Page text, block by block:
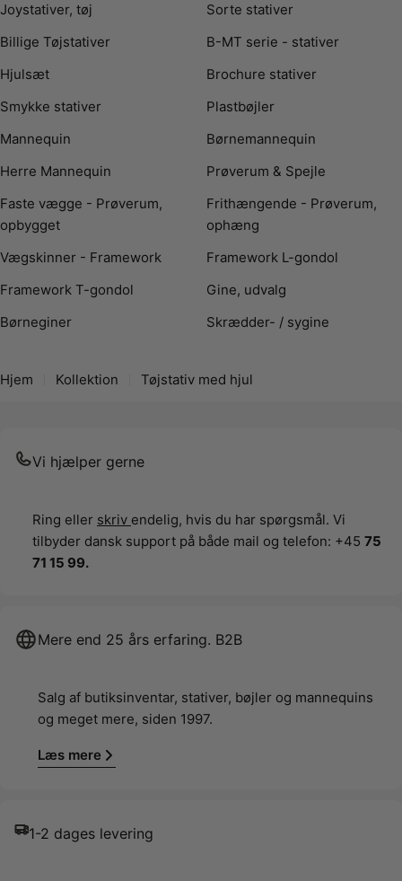
Joystativer, tøj
Sorte stativer
Billige Tøjstativer
B-MT serie - stativer
Hjulsæt
Brochure stativer
Smykke stativer
Plastbøjler
Mannequin
Børnemannequin
Herre Mannequin
Prøverum & Spejle
Faste vægge - Prøverum,
opbygget
Frithængende - Prøverum,
ophæng
Vægskinner - Framework
Framework L-gondol
Framework T-gondol
Gine, udvalg
Børneginer
Skrædder- / sygine
Hjem Kollektion Tøjstativ med hjul
Vi hjælper gerne
Ring eller skriv endelig, hvis du har spørgsmål. Vi
tilbyder dansk support på både mail og telefon: +45 75
71 15 99.
Mere end 25 års erfaring. B2B
Salg af butiksinventar, stativer, bøjler og mannequins
og meget mere, siden 1997.
Læs mere
1-2 dages levering